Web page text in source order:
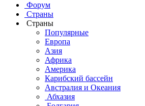
Форум
Страны
Страны
Популярные
Европа
Азия
Африка
Америка
Карибский бассейн
Австралия и Океания
Абхазия